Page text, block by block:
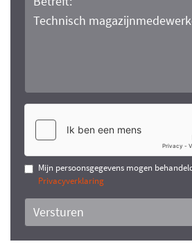
Mijn persoonsgegevens mogen
Privacyverklaring
Versturen